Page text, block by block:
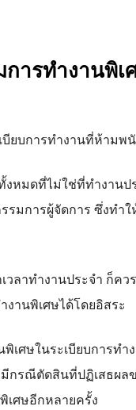
ารทำงานพิเ
ยบการทำงานที่ห้ามพ
หมดที่ไม่ใช่ที่ทำงานป
มการผู้จัดการ ซึ่งทำ
วลาทำงานประจำ ก็ค
านพิเศษได้โดยอิสระ
ศษในระเบียบการทำ
กรณีตัดสินที่ปฏิเสธผ
ศษอีกหลายครั้ง